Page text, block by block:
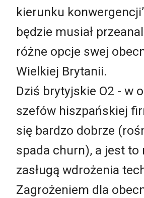
kierunku
będzie musiał
różne opcje swej
Wielkiej Brytanii.
Dziś brytyjskie O2 - w
szefów hiszpańskiej
się bardzo dobrze
spada churn), a jest to
zasługą wdrożenia
Zagrożeniem dla